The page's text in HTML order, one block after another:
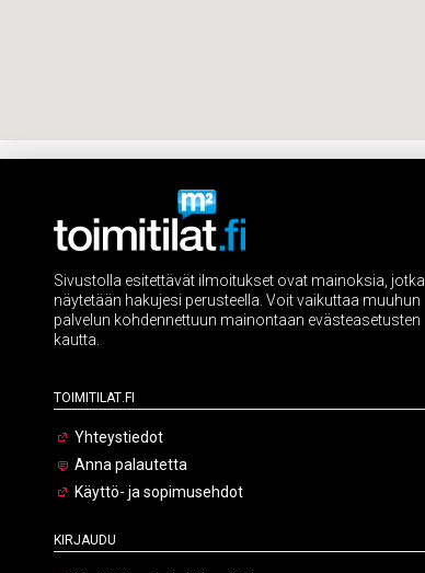
Sivustolla esitettävät ilmoitukset ovat mainoksia, jotka
näytetään hakujesi perusteella. Voit vaikuttaa muuhun
palvelun kohdennettuun mainontaan evästeasetusten
kautta.
Toimitilat.fi
Yhteystiedot
Anna palautetta
Käyttö- ja sopimusehdot
Kirjaudu